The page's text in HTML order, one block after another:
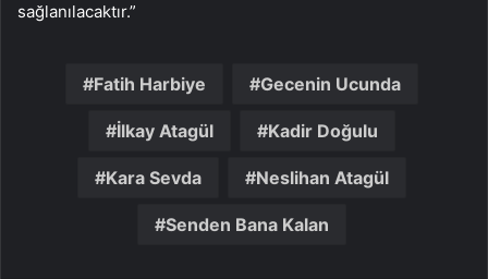
sağlanılacaktır.”
Fatih Harbiye Gecenin Ucunda
İlkay Atagül Kadir Doğulu
Kara Sevda Neslihan Atagül
Senden Bana Kalan